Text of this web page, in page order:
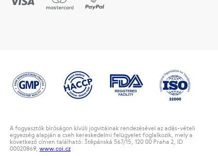
A fogyasztók bíróságon kívüli jogvitáinak rendezésével az adás-vételi
egyezség alapján a cseh kereskedelmi felügyelet foglalkozik, mely a
következő címen található: Štěpánská 567/15, 120 00 Praha 2, ID
00020869, www.coi.cz